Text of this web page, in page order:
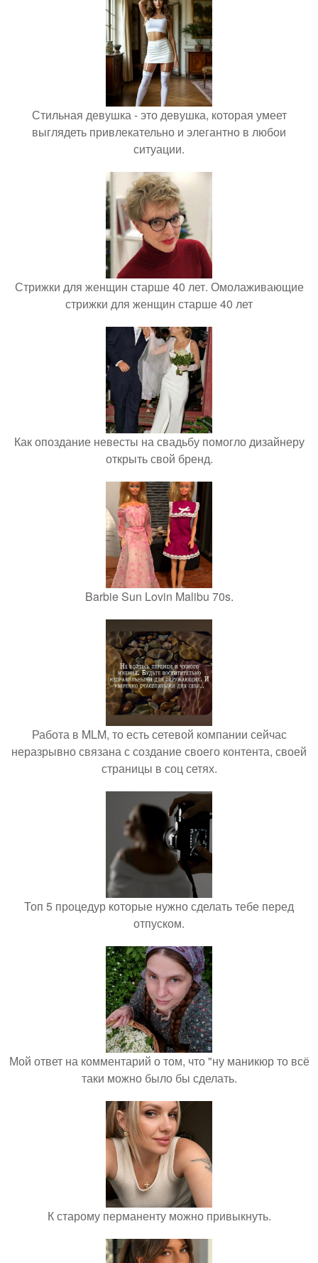
Стильная девушка - это девушка, которая умеет
выглядеть привлекательно и элегантно в любои
ситуации.
Стрижки для женщин старше 40 лет. Омолаживающие
стрижки для женщин старше 40 лет
Как опоздание невесты на свадьбу помогло дизайнеру
открыть свой бренд.
Barbie Sun Lovin Malibu 70s.
Работа в MLM, то есть сетевой компании сейчас
неразрывно связана с создание своего контента, своей
страницы в соц сетях.
Топ 5 процедур которые нужно сделать тебе перед
отпуском.
Мой ответ на комментарий о том, что "ну маникюр то всё
таки можно было бы сделать.
К старому перманенту можно привыкнуть.